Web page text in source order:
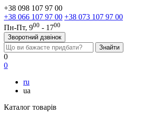
+38 098 107 97 00
+38 066 107 97 00 +38 073 107 97 00
Пн-Пт, 900 - 1700
Зворотний дзвінок
0
0
ru
ua
Каталог товарів